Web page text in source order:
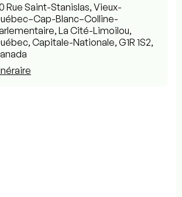
Rue Saint-Stanislas, Vieux-
Blanc–Colline-
La Cité-Limoilou,
Capitale-Nationale, G1R 1S2,